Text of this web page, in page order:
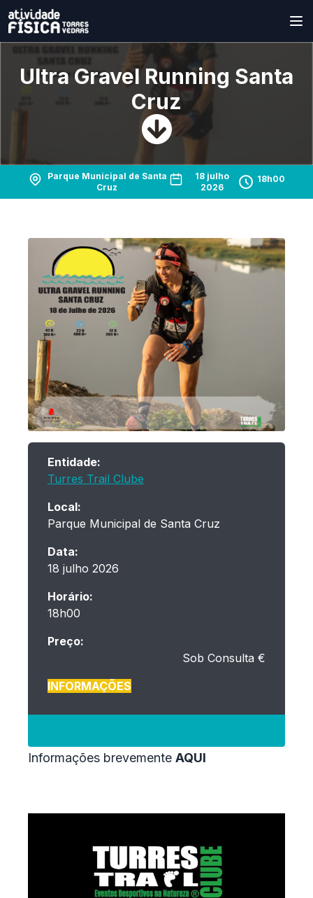
Ultra Gravel Running Santa
Cruz
Parque Municipal de Santa
Cruz
18 julho
2026
18h00
Entidade:
Turres Trail Clube
Local:
Parque Municipal de Santa Cruz
Data:
18 julho 2026
Horário:
18h00
Preço:
Sob Consulta €
INFORMAÇÕES
Informações brevemente AQUI